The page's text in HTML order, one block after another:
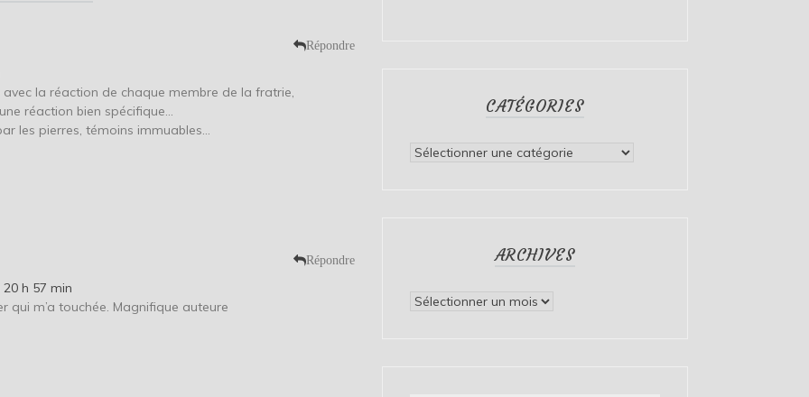
Répondre
la réaction de chaque membre de la fratrie,
réaction bien spécifique…
les pierres, témoins immuables…
Répondre
h 57 min
qui m’a touchée. Magnifique auteure
CATÉGORIES
Catégories
ARCHIVES
Archives